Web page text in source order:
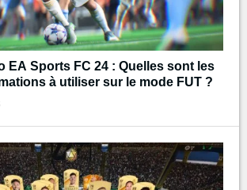
EA Sports FC 24 : Quelles sont les
à utiliser sur le mode FUT ?